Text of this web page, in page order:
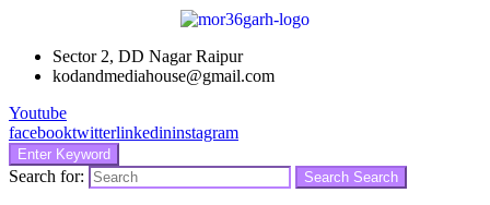
Sector 2, DD Nagar Raipur
kodandmediahouse@gmail.com
Youtube
facebooktwitterlinkedininstagram
Enter Keyword
Search for: Search Search